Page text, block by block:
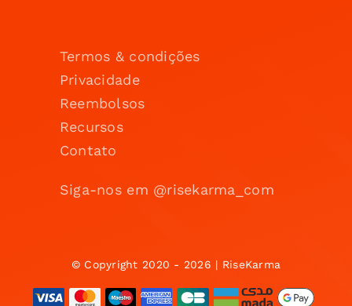
Termos & condições
Privacidade
Reembolsos
Recursos
Contato
Siga-nos em @risekarma_com
© Copyright 2020 - 2026 | RiseKarma